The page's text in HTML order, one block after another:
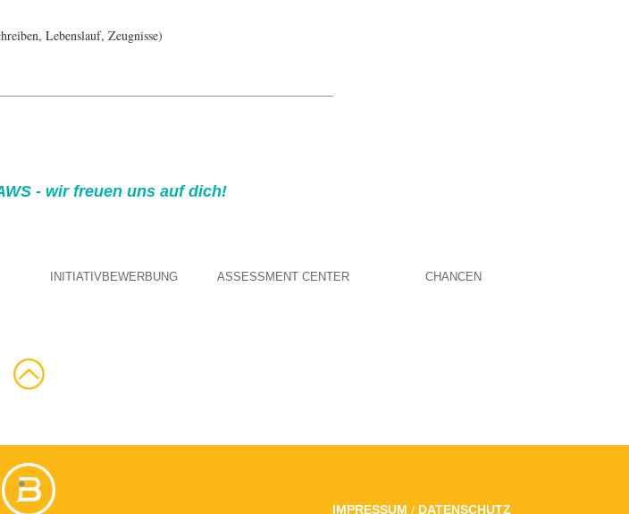
Lebenslauf, Zeugnisse)
- wir freuen uns auf dich!
INITIATIVBEWERBUNG ASSESSMENT CENTER CHANCEN
IMPRESSUM / DATENSCHUTZ